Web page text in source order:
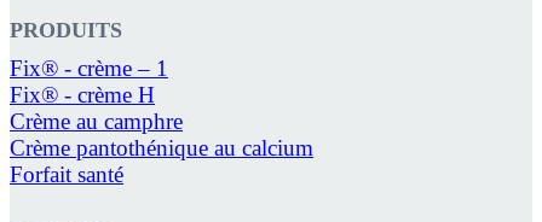
PRODUITS
Fix® - crème – 1
Fix® - crème H
Crème au camphre
Crème pantothénique au calcium
Forfait santé